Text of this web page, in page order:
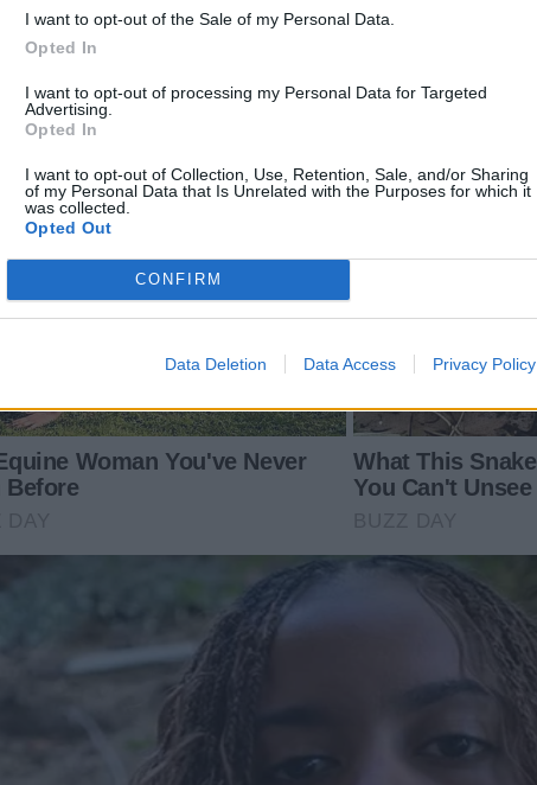
I want to opt-out of the Sale of my Personal Data.
Opted In
I want to opt-out of processing my Personal Data for Targeted
Advertising.
Opted In
I want to opt-out of Collection, Use, Retention, Sale, and/or Sharing
of my Personal Data that Is Unrelated with the Purposes for which it
was collected.
Opted Out
CONFIRM
Data Deletion Data Access Privacy Policy